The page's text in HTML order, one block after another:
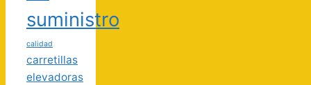
suministro
calidad
carretillas
elevadoras